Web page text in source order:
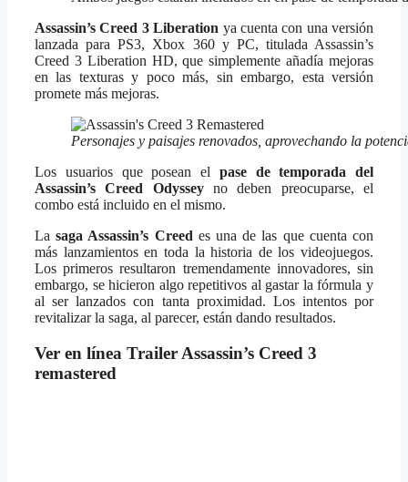
Assassin’s Creed 3 Liberation ya cuenta con una versión
lanzada para PS3, Xbox 360 y PC, titulada Assassin’s
Creed 3 Liberation HD, que simplemente añadía mejoras
en las texturas y poco más, sin embargo, esta versión
promete más mejoras.
Personajes y paisajes renovados, aprovechando la
Los usuarios que posean el pase de temporada del
Assassin’s Creed Odysseyno deben preocuparse, el
combo está incluido en el mismo.
Lasaga Assassin’s Creed es una de las que cuenta con
más lanzamientos en toda la historia de los videojuegos.
Los primeros resultaron tremendamente innovadores, sin
embargo, se hicieron algo repetitivos al gastar la fórmula y
al ser lanzados con tanta proximidad. Los intentos por
revitalizar la saga, al parecer, están dando resultados.
Ver en línea Trailer Assassin’s Creed 3
remastered